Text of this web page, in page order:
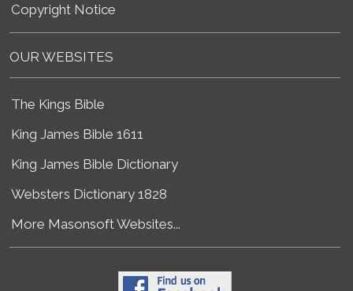
Copyright Notice
OUR WEBSITES
The Kings Bible
King James Bible 1611
King James Bible Dictionary
Websters Dictionary 1828
More Masonsoft Websites...